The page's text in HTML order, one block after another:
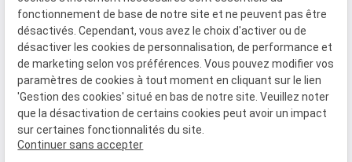
De 9h00 à 12h30 et de 13h30 à 18h00
Le Lundi sur rendez-vous.
Mentions
légales
Politique de
confidentialité
Gestion
des
cookies
Plan du
site
Siret :77556328100028
fonctionnement de base de notre site et ne peuvent pas être
désactivés. Cependant, vous avez le choix d'activer ou de
désactiver les cookies de personnalisation, de performance et
de marketing selon vos préférences. Vous pouvez modifier vos
paramètres de cookies à tout moment en cliquant sur le lien
'Gestion des cookies' situé en bas de notre site. Veuillez noter
que la désactivation de certains cookies peut avoir un impact
sur certaines fonctionnalités du site.
Continuer sans accepter